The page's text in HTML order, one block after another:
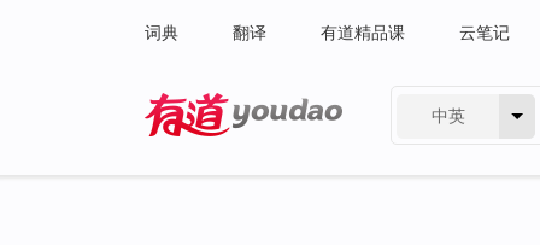
词典 翻译 有道精品课 云笔记
中英